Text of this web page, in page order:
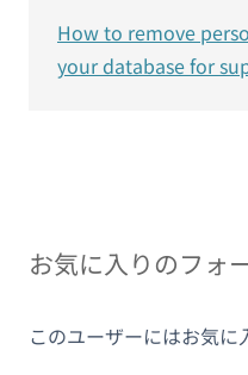
お気に入りのフォ
このユーザーにはお気に
How to remove
your database for